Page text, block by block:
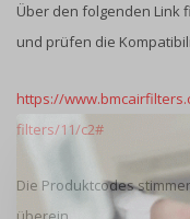
Über den folgenden Link
und prüfen die
https://
filters/11/c2#
Die Produktcodes